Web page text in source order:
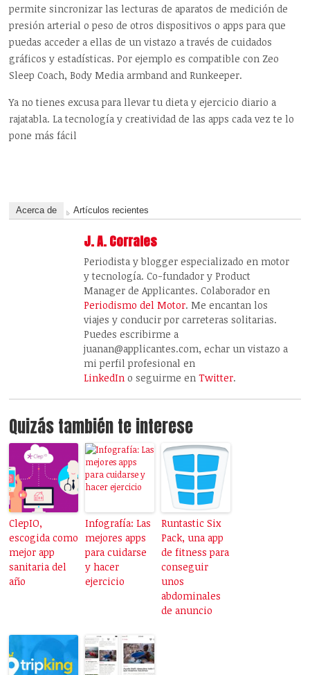
permite sincronizar las lecturas de aparatos de medición de
presión arterial o peso de otros dispositivos o apps para que
puedas acceder a ellas de un vistazo a través de cuidados
gráficos y estadísticas. Por ejemplo es compatible con Zeo
Sleep Coach, Body Media armband and Runkeeper.
Ya no tienes excusa para llevar tu dieta y ejercicio diario a
rajatabla. La tecnología y creatividad de las apps cada vez te lo
pone más fácil
Acerca de Artículos recientes
J. A. Corrales
Periodista y blogger especializado en motor
y tecnología. Co-fundador y Product
Manager de Applicantes. Colaborador en
Periodismo del Motor. Me encantan los
viajes y conducir por carreteras solitarias.
Puedes escribirme a
juanan@applicantes.com, echar un vistazo a
mi perfil profesional en
LinkedIn o seguirme enTwitter.
Quizás también te interese
ClepIO,
escogida como
mejor app
sanitaria del
año
Infografía: Las
mejores apps
para cuidarse
y hacer
ejercicio
Runtastic Six
Pack, una app
de fitness para
conseguir
unos
abdominales
de anuncio